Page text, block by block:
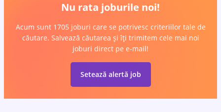
Nu rata joburile noi!
Acum sunt 1705 joburi care se potrivesc criteriilor tale de
căutare. Salvează căutarea și îți trimitem cele mai noi
joburi direct pe e-mail!
Setează alertă job